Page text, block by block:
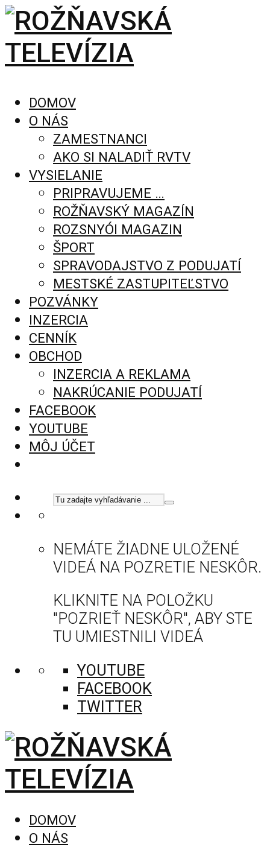
DOMOV
O NÁS
ZAMESTNANCI
AKO SI NALADIŤ RVTV
VYSIELANIE
PRIPRAVUJEME …
ROŽŇAVSKÝ MAGAZÍN
ROZSNYÓI MAGAZIN
ŠPORT
SPRAVODAJSTVO Z PODUJATÍ
MESTSKÉ ZASTUPITEĽSTVO
POZVÁNKY
INZERCIA
CENNÍK
OBCHOD
INZERCIA A REKLAMA
NAKRÚCANIE PODUJATÍ
FACEBOOK
YOUTUBE
MÔJ ÚČET
NEMÁTE ŽIADNE ULOŽENÉ
VIDEÁ NA POZRETIE NESKÔR.
KLIKNITE NA POLOŽKU
"POZRIEŤ NESKÔR", ABY STE
TU UMIESTNILI VIDEÁ
YOUTUBE
FACEBOOK
TWITTER
DOMOV
O NÁS